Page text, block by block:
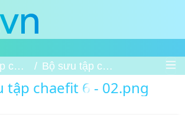
6 Bộ sưu tập chaefit 6 - 02
tập chaefit 6 - 02.png